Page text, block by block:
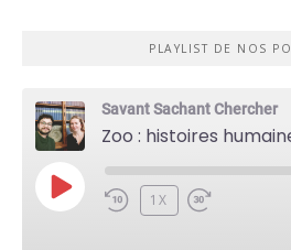
PLAYLIST DE NOS
Savant Sachant Chercher
PLAY
EPISODE
1X